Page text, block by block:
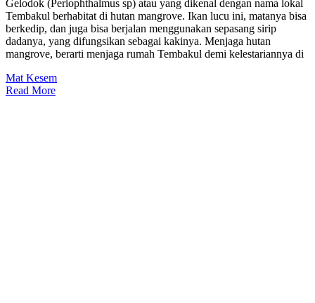
Gelodok (Periophthalmus sp) atau yang dikenal dengan nama lokal
Tembakul berhabitat di hutan mangrove. Ikan lucu ini, matanya bisa
berkedip, dan juga bisa berjalan menggunakan sepasang sirip
dadanya, yang difungsikan sebagai kakinya. Menjaga hutan
mangrove, berarti menjaga rumah Tembakul demi kelestariannya di
Mat Kesem
Read More